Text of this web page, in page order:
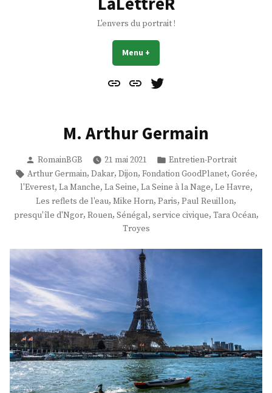
L'envers du portrait !
Menu +
Contact
À
Mes
M. Arthur Germain
Publié
par
RomainBGB 21 mai 2021
Publié
dans
Entretien-Portrait
Étiquettes :
Arthur Germain, Dakar, Dijon, Fondation GoodPlanet, Gorée,
l'Everest, La Manche, La Seine, La Seine à la Nage, Le Havre,
Les reflets de l'eau, Mike Horn, Paris, Paul Reuillon,
presqu'île d'Ngor, Rouen, Sénégal, service civique, Tara Océan,
Troyes